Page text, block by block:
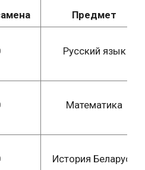
Предмет
Русский язык
Математика
История Беларуси